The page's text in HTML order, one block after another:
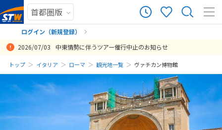
ログイン（新規登録）
まだ履歴がありません
まだ登録がありません
2026/07/03 中東情勢に伴うツアー催行中止のお知らせ
トップ イタリア ローマ 観光地一覧 ヴァチカン博物館